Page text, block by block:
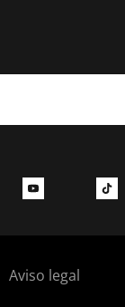
Aviso legal